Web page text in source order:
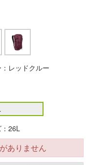
レッドクルー
26L
ありません